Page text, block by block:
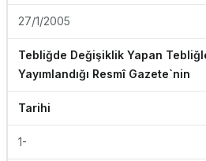
27/1/2005
Tebliğde Değişiklik Yapan
Yayımlandığı Resmî Gazete`nin
Tarihi
1-